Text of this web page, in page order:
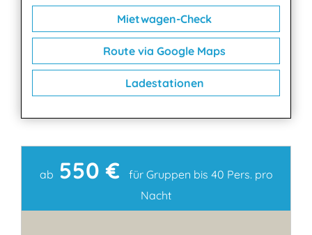
Mietwagen-Check
Route via Google Maps
Ladestationen
Kontakt
ab 550 €
für Gruppen bis 40 Pers. pro
Nacht